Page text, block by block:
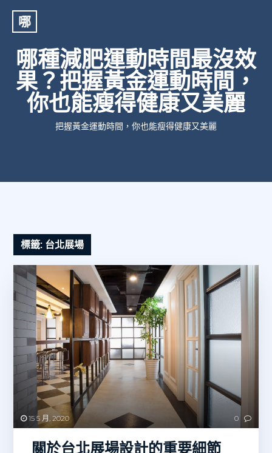
哪
哪種減肥運動時間最沒效
果？把握黃金運動時間，
你也能瘦得健康又美麗
把握黃金運動時間，你也能瘦得健康又美麗
標籤: 台北展場
15 5 月, 2020 0
關於台北展場設計的重要細節